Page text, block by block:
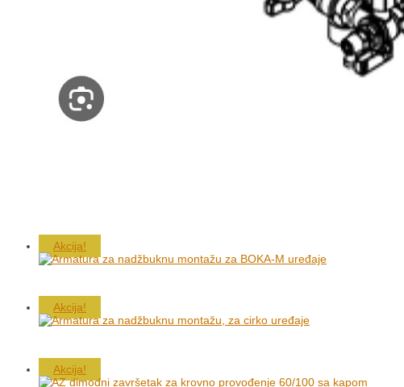
Akcija!
Akcija!
Akcija!